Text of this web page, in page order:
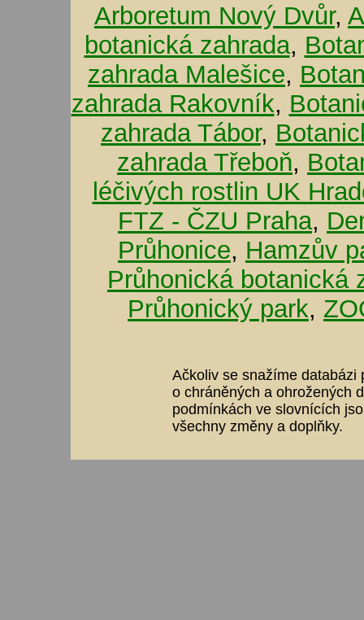
Arboretum Nový Dvůr,
botanická zahrada,
zahrada Malešice,
zahrada Rakovník,
zahrada Tábor,
zahrada Třeboň,
léčivých rostlin UK
FTZ - ČZU Praha,
Průhonice, Hamzův
Průhonická botanická
Průhonický park,
Ačkoliv se snažíme databázi
o chráněných a ohrožených
podmínkách ve slovnících
všechny změny a doplňky.